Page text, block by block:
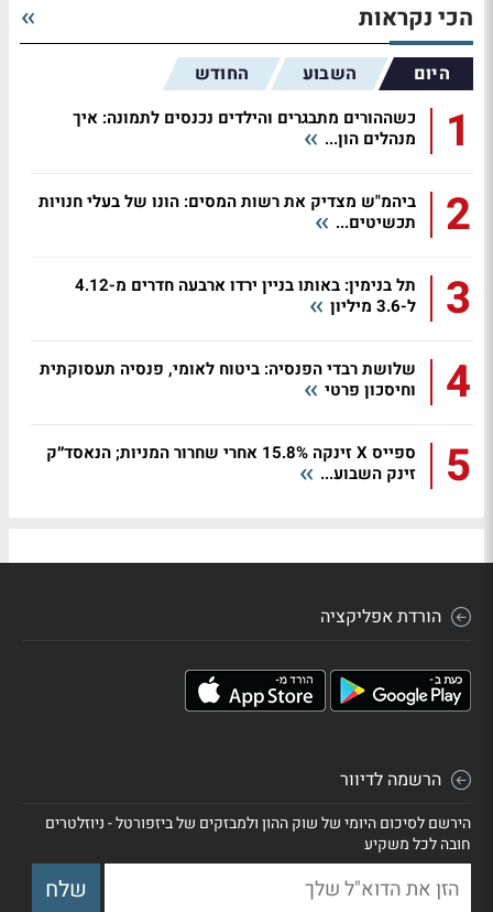
הכי נקראות
היום השבוע החודש
1
כשההורים מתבגרים והילדים נכנסים לתמונה: איך
מנהלים הון...
2
ביהמ"ש מצדיק את רשות המסים: הונו של בעלי חנויות
תכשיטים...
3
תל בנימין: באותו בניין ירדו ארבעה חדרים מ-4.12
ל-3.6 מיליון
4
שלושת רבדי הפנסיה: ביטוח לאומי, פנסיה תעסוקתית
וחיסכון פרטי
5
ספייס X זינקה 15.8% אחרי שחרור המניות; הנאסד״ק
זינק השבוע...
הורדת אפליקציה
הרשמה לדיוור
הירשם לסיכום היומי של שוק ההון ולמבזקים של ביזפורטל - ניוזלטרים
חובה לכל משקיע